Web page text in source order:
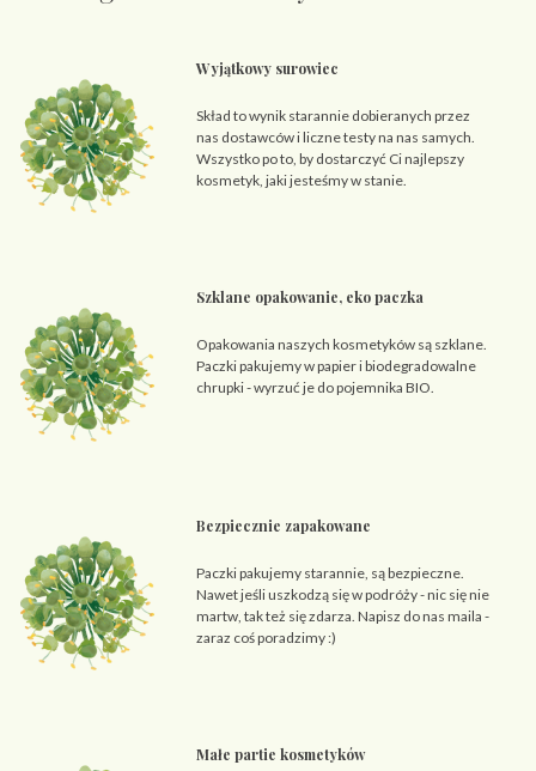
Wyjątkowy surowiec
Skład to wynik starannie dobieranych przez
nas dostawców i liczne testy na nas samych.
Wszystko po to, by dostarczyć Ci najlepszy
kosmetyk, jaki jesteśmy w stanie.
Szklane opakowanie, eko paczka
Opakowania naszych kosmetyków są szklane.
Paczki pakujemy w papier i biodegradowalne
chrupki - wyrzuć je do pojemnika BIO.
Bezpiecznie zapakowane
Paczki pakujemy starannie, są bezpieczne.
Nawet jeśli uszkodzą się w podróży - nic się nie
martw, tak też się zdarza. Napisz do nas maila -
zaraz coś poradzimy :)
Małe partie kosmetyków